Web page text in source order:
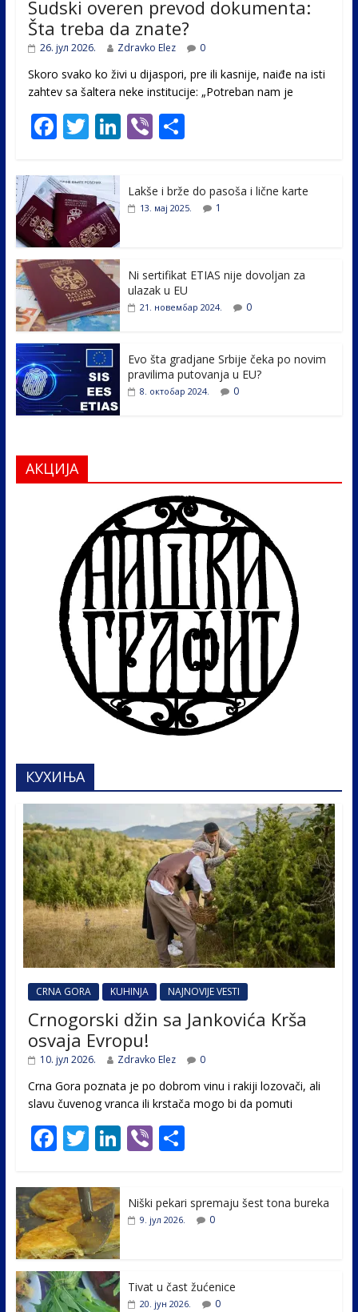
Sudski overen prevod dokumenta:
Šta treba da znate?
26. јул 2026. Zdravko Elez 0
Skoro svako ko živi u dijaspori, pre ili kasnije, naiđe na isti
zahtev sa šaltera neke institucije: „Potreban nam je
F
e
b
o
o
k
T
itt
er
Li
e
Vi
er
S
ar
e
Lakše i brže do pasoša i lične karte
13. мај 2025. 1
Ni sertifikat ETIAS nije dovoljan za
ulazak u EU
21. новембар 2024. 0
Evo šta gradjane Srbije čeka po novim
pravilima putovanja u EU?
8. октобар 2024. 0
АКЦИЈА
КУХИЊА
CRNA GORA KUHINJA NAJNOVIJE VESTI
Crnogorski džin sa Jankovića Krša
osvaja Evropu!
10. јул 2026. Zdravko Elez 0
Crna Gora poznata je po dobrom vinu i rakiji lozovači, ali
slavu čuvenog vranca ili krstača mogo bi da pomuti
F
e
b
o
o
k
T
itt
er
Li
e
Vi
er
S
e
Niški pekari spremaju šest tona bureka
9. јул 2026. 0
Tivat u čast žućenice
20. јун 2026. 0